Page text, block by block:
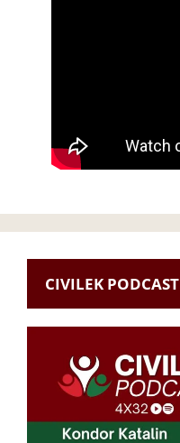
CIVILEK PODCAST